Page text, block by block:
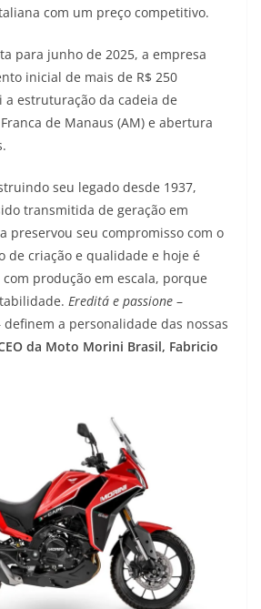
e
b
o
t
t
r
y
L
n
com um preço competitivo.
para junho de 2025, a empresa
inicial de mais de R$ 250
estruturação da cadeia de
de Manaus (AM) e abertura
seu legado desde 1937,
transmitida de geração em
preservou seu compromisso com o
de criação e qualidade e hoje é
produção em escala, porque
Ereditá e passione –
definem a personalidade das nossas
da Moto Morini Brasil, Fabricio